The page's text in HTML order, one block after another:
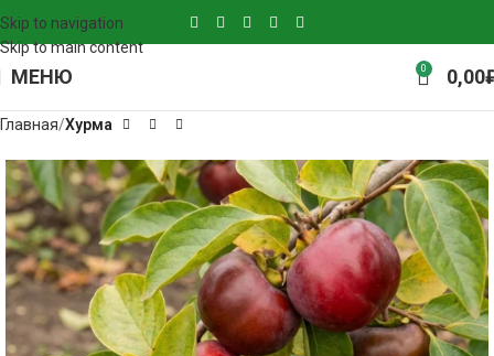
Skip to navigation
Skip to main content
МЕНЮ 0 0,00
Главная Хурма